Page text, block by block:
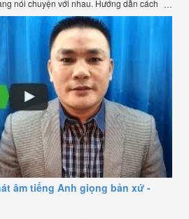
nói chuyện với nhau. Hướng dẫn cách
phương pháp đọc tách ghép âm đặc biệt
sáng lập HelloChao.vn - Chương trình
nhất thế giới.
âm tiếng Anh giọng bản xứ -